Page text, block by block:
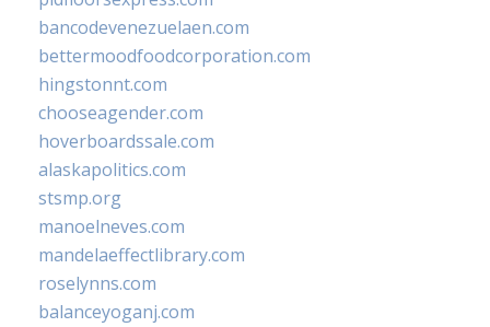
bancodevenezuelaen.com
bettermoodfoodcorporation.com
hingstonnt.com
chooseagender.com
hoverboardssale.com
alaskapolitics.com
stsmp.org
manoelneves.com
mandelaeffectlibrary.com
roselynns.com
balanceyoganj.com